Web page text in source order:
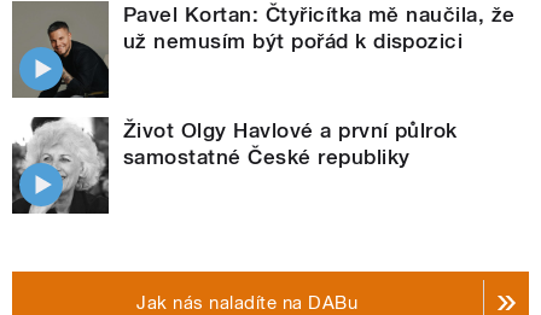
Pavel Kortan: Čtyřicítka mě naučila, že
už nemusím být pořád k dispozici
Život Olgy Havlové a první půlrok
samostatné České republiky
Jak nás naladíte na DABu